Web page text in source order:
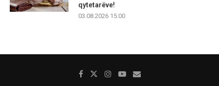
qytetarëve!
03.08.2026 15:00